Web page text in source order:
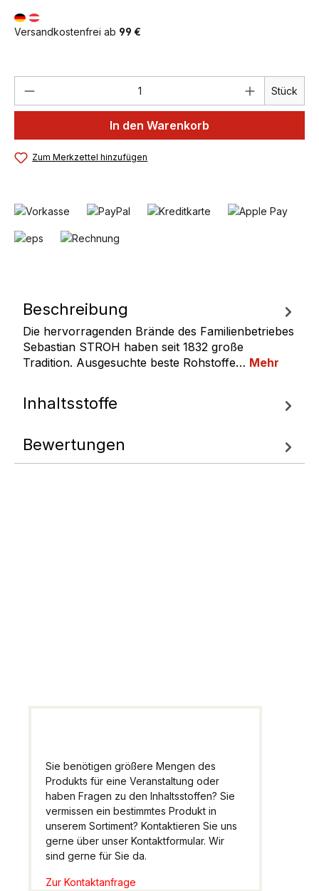
Versandkostenfrei ab 99 €
Produkt Anzahl: Gib den Stück
In den Warenkorb
Zum Merkzettel hinzufügen
Beschreibung
Die hervorragenden Brände des Familienbetriebes
Sebastian STROH haben seit 1832 große
Tradition. Ausgesuchte beste Rohstoffe… Mehr
Inhaltsstoffe
Bewertungen
Sie benötigen größere Mengen des
Produkts für eine Veranstaltung oder
haben Fragen zu den Inhaltsstoffen? Sie
vermissen ein bestimmtes Produkt in
unserem Sortiment? Kontaktieren Sie uns
gerne über unser Kontaktformular. Wir
sind gerne für Sie da.
Zur Kontaktanfrage